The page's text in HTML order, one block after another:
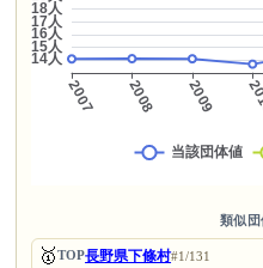
類似
🥇TOP長野県下條村#1/131